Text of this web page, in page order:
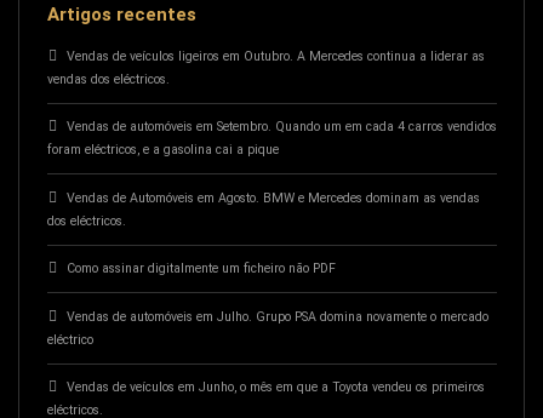
Artigos recentes
Vendas de veículos ligeiros em Outubro. A Mercedes continua a liderar as
vendas dos eléctricos.
Vendas de automóveis em Setembro. Quando um em cada 4 carros vendidos
foram eléctricos, e a gasolina cai a pique
Vendas de Automóveis em Agosto. BMW e Mercedes dominam as vendas
dos eléctricos.
Como assinar digitalmente um ficheiro não PDF
Vendas de automóveis em Julho. Grupo PSA domina novamente o mercado
eléctrico
Vendas de veículos em Junho, o mês em que a Toyota vendeu os primeiros
eléctricos.